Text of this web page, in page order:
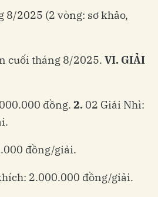
8/2025 (2 vòng: sơ khảo,
cuối tháng 8/2025. VI. GIẢI
đồng. 2. 02 Giải Nhì:
đồng/giải.
2.000.000 đồng/giải.